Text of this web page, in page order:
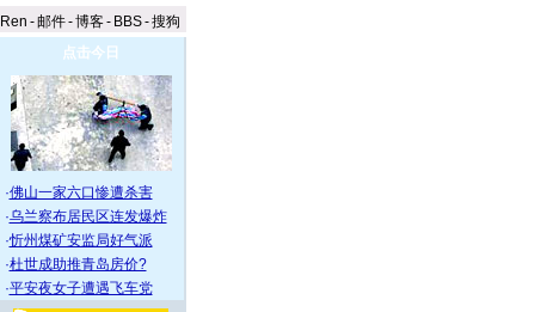
-邮件-博客- BBS-搜狗
点击今日
·佛山一家六口惨遭杀害
·乌兰察布居民区连发爆炸
·忻州煤矿安监局好气派
·杜世成助推青岛房价?
·平安夜女子遭遇飞车党